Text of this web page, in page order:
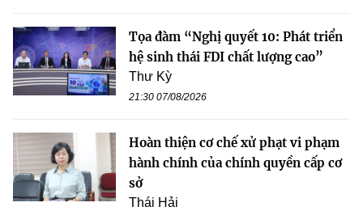
Tọa đàm “Nghị quyết 10: Phát triển
hệ sinh thái FDI chất lượng cao”
Thư Kỳ
21:30 07/08/2026
Hoàn thiện cơ chế xử phạt vi phạm
hành chính của chính quyền cấp cơ
sở
Thái Hải